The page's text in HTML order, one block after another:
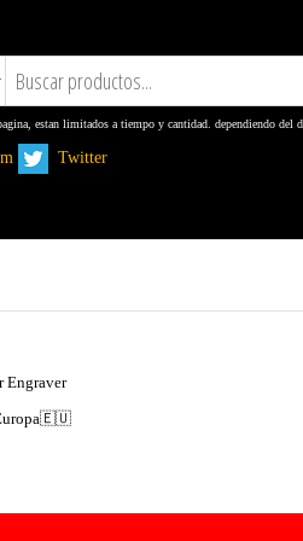
estan limitados a tiempo y cantidad. dependiendo del
Twitter
Engraver